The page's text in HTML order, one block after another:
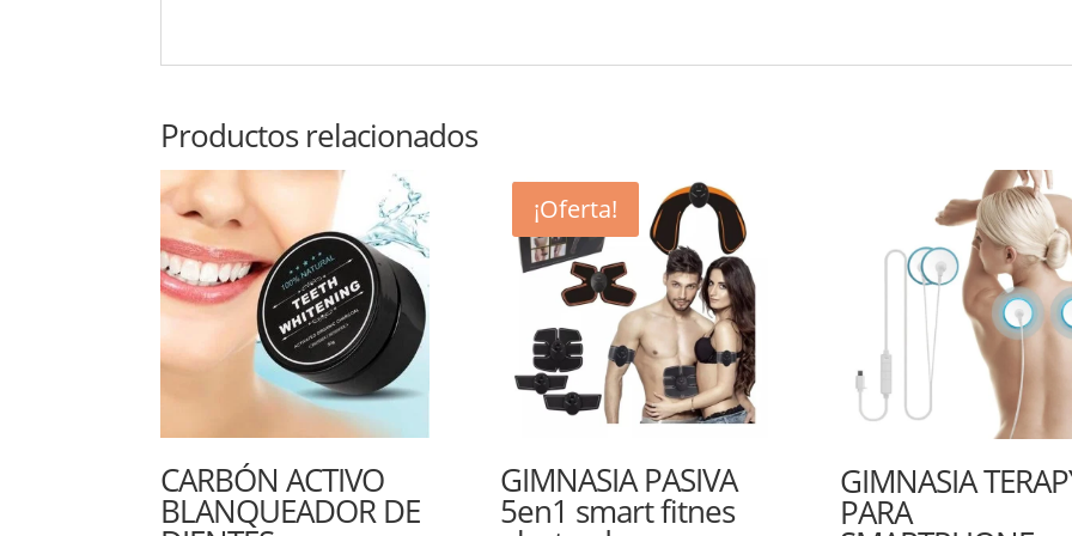
Productos relacionados
CARBÓN ACTIVO
BLANQUEADOR DE
¡Oferta!
GIMNASIA PASIVA
5en1 smart fitnes
GIMNASIA
PARA